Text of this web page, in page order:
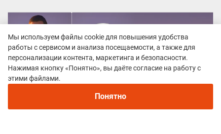
Рекомендуем
Непромокаемые кроссовки для бега зимой и
трейлраннинга 2026. Для города и
Мы используем файлы cookie для повышения удобства
работы с сервисом и анализа посещаемости, а также для
персонализации контента, маркетинга и безопасности.
Нажимая кнопку «Понятно», вы даёте согласие на работу с
этими файлами.
Понятно